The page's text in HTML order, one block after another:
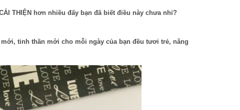
THIỆN hơn nhiều đấy bạn đã biết điều này chưa nhỉ?
tinh thần mới cho mỗi ngày của bạn đều tươi trẻ, năng